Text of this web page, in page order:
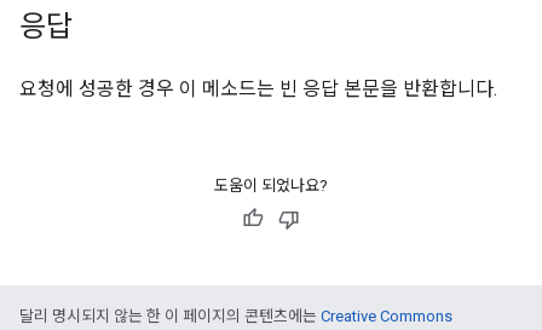
응답
요청에 성공한 경우 이 메소드는 빈 응답 본문을 반환합니다.
도움이 되었나요?
달리 명시되지 않는 한 이 페이지의 콘텐츠에는 Creative Commons